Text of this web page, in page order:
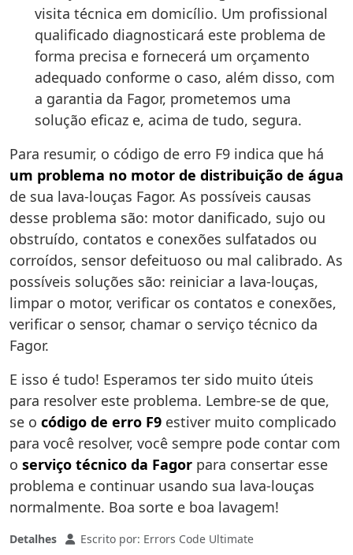
visita técnica em domicílio. Um profissional
qualificado diagnosticará este problema de
forma precisa e fornecerá um orçamento
adequado conforme o caso, além disso, com
a garantia da Fagor, prometemos uma
solução eficaz e, acima de tudo, segura.
Para resumir, o código de erro F9 indica que há
um problema no motor de distribuição de água
de sua lava-louças Fagor. As possíveis causas
desse problema são: motor danificado, sujo ou
obstruído, contatos e conexões sulfatados ou
corroídos, sensor defeituoso ou mal calibrado. As
possíveis soluções são: reiniciar a lava-louças,
limpar o motor, verificar os contatos e conexões,
verificar o sensor, chamar o serviço técnico da
Fagor.
E isso é tudo! Esperamos ter sido muito úteis
para resolver este problema. Lembre-se de que,
se o código de erro F9 estiver muito complicado
para você resolver, você sempre pode contar com
o serviço técnico da Fagor para consertar esse
problema e continuar usando sua lava-louças
normalmente. Boa sorte e boa lavagem!
Detalhes Escrito por: Errors Code Ultimate